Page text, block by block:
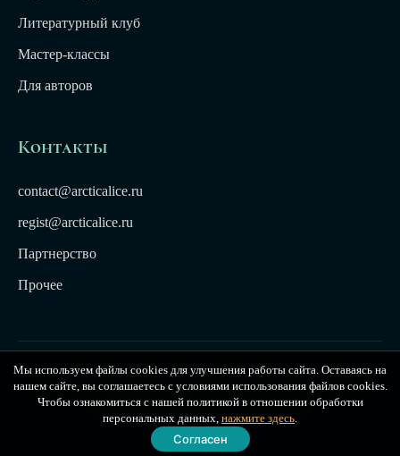
Литературный клуб
Мастер-классы
Для авторов
Контакты
contact@arcticalice.ru
regist@arcticalice.ru
Партнерство
Прочее
© 2022-2026 Издательство Арктики Лёд. Все права
защищены. Издательство Arctic Ice
Публичная оферта|Политика конфиденциальности
Мы используем файлы cookies для улучшения работы сайта. Оставаясь на
нашем сайте, вы соглашаетесь с условиями использования файлов cookies.
Чтобы ознакомиться с нашей политикой в отношении обработки
персональных данных, нажмите здесь.
Согласен